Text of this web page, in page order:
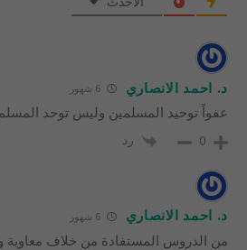
د. احمد الانصاري 6 شهور
عفواً توحيد المسلمين وليس توحد
0 رد
د. احمد الانصاري 6 شهور
من الدروس المستفادة من خلاف